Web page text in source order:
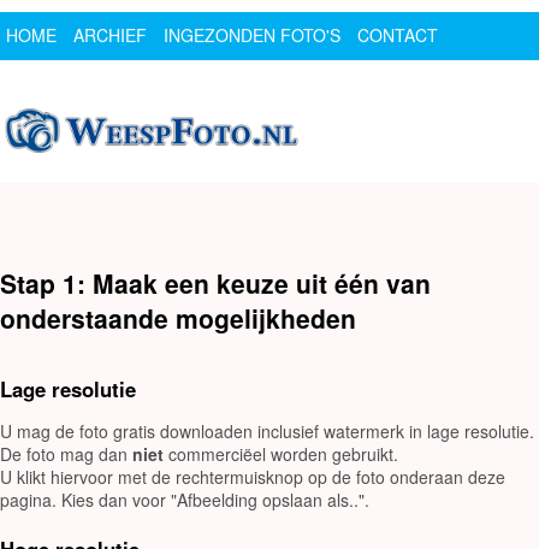
HOME ARCHIEF INGEZONDEN FOTO'S
CONTACT
Stap 1: Maak een keuze uit één van
onderstaande mogelijkheden
Lage resolutie
U mag de foto gratis downloaden inclusief watermerk in lage resolutie.
De foto mag dan niet commerciëel worden gebruikt.
U klikt hiervoor met de rechtermuisknop op de foto onderaan deze
pagina. Kies dan voor "Afbeelding opslaan als..".